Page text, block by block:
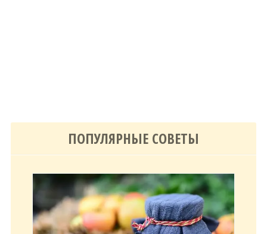
ПОПУЛЯРНЫЕ СОВЕТЫ